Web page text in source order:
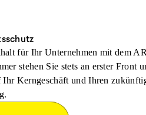
für Ihr Unternehmen mit dem
stehen Sie stets an erster
Kerngeschäft und Ihren